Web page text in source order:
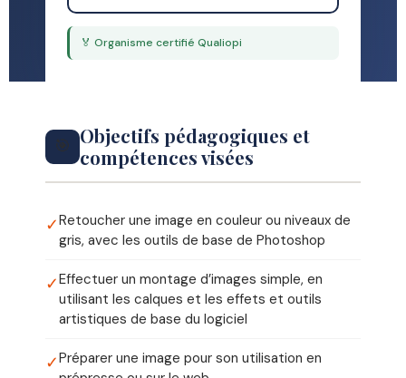
🏅 Organisme certifié Qualiopi
🎯
Objectifs pédagogiques et
compétences visées
✓Retoucher une image en couleur ou niveaux de
gris, avec les outils de base de Photoshop
✓Effectuer un montage d’images simple, en
utilisant les calques et les effets et outils
artistiques de base du logiciel
✓Préparer une image pour son utilisation en